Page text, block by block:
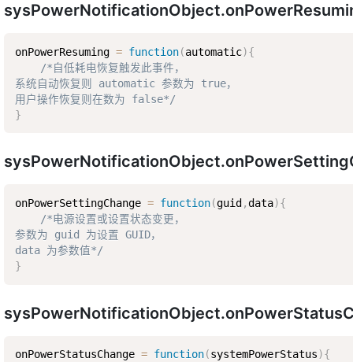
onPowerResuming = function(automatic){
/*自低耗电恢复触发此事件，
系统自动恢复则 automatic 参数为 true，
用户操作恢复则在数为 false*/
}
onPowerSettingChange = function(guid ,data){
/*电源设置或设置状态变更，
参数为 guid 为设置 GUID，
data 为参数值*/
}
onPowerStatusChange = function(systemPowerStatus){